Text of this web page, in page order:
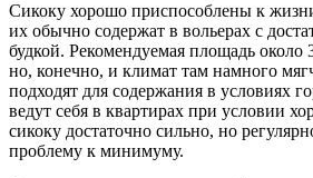
Сикоку хорошо приспособлены к
их обычно содержат в вольерах с
будкой. Рекомендуемая площадь около
но, конечно, и климат там намного
подходят для содержания в условиях
ведут себя в квартирах при условии
сикоку достаточно сильно, но
проблему к минимуму.